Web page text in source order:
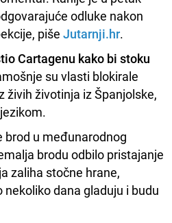
odluke nakon
piše Jutarnji.hr.
Cartagenu kako bi stoku
su vlasti blokirale
živih životinja iz Španjolske,
brod u međunarodnog
brodu odbilo pristajanje
zaliha stočne hrane,
dana gladuju i budu